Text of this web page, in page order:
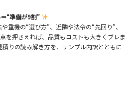
“準備が9割”
重機の“選び方”、近隣や法令の“先回り”、
を押さえれば、品質もコストも大きくブレま
りの読み解き方を、サンプル内訳とともに